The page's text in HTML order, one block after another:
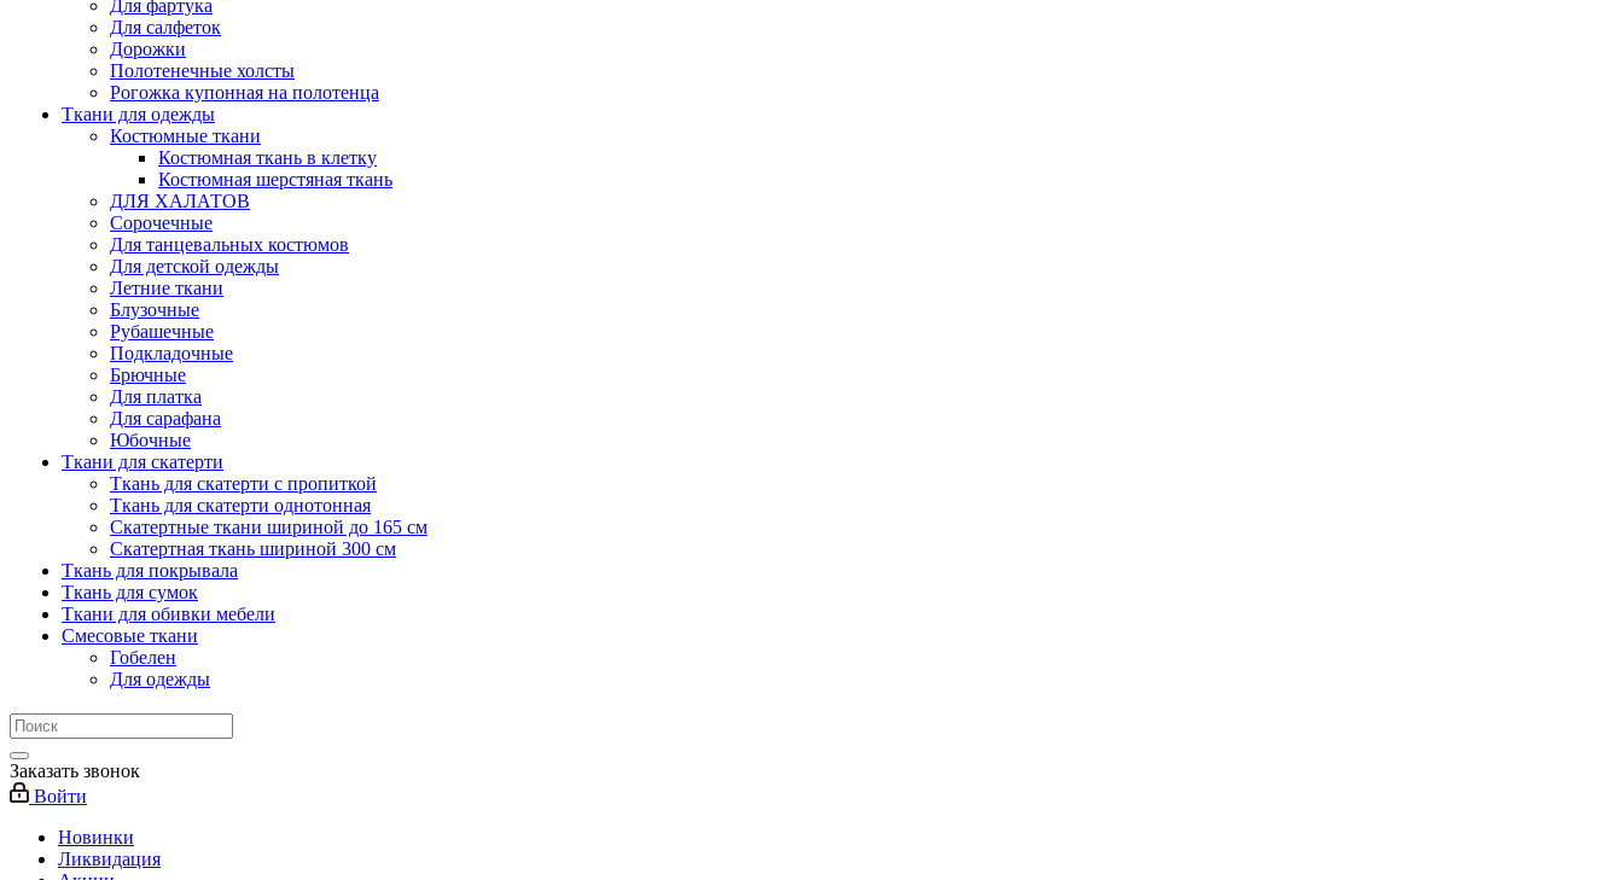
Для фартука
Для салфеток
Дорожки
Полотенечные холсты
Рогожка купонная на полотенца
Ткани для одежды
Костюмные ткани
Костюмная ткань в клетку
Костюмная шерстяная ткань
ДЛЯ ХАЛАТОВ
Сорочечные
Для танцевальных костюмов
Для детской одежды
Летние ткани
Блузочные
Рубашечные
Подкладочные
Брючные
Для платка
Для сарафана
Юбочные
Ткани для скатерти
Ткань для скатерти с пропиткой
Ткань для скатерти однотонная
Скатертные ткани шириной до 165 см
Скатертная ткань шириной 300 см
Ткань для покрывала
Ткань для сумок
Ткани для обивки мебели
Смесовые ткани
Гобелен
Для одежды
Заказать звонок
Войти
Новинки
Ликвидация